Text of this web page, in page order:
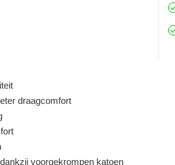
draagcomfort
voorgekrompen katoen